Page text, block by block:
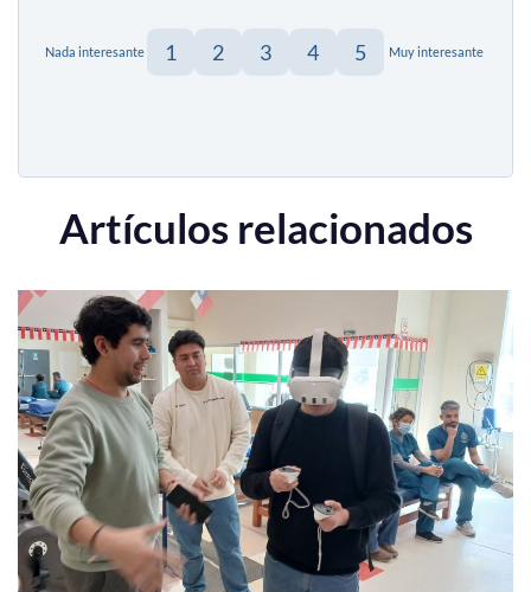
Nada interesante 1 2 3 4 5 Muy interesante
Artículos relacionados